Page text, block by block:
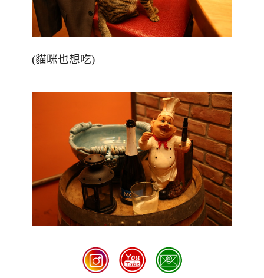
(貓咪也想吃)